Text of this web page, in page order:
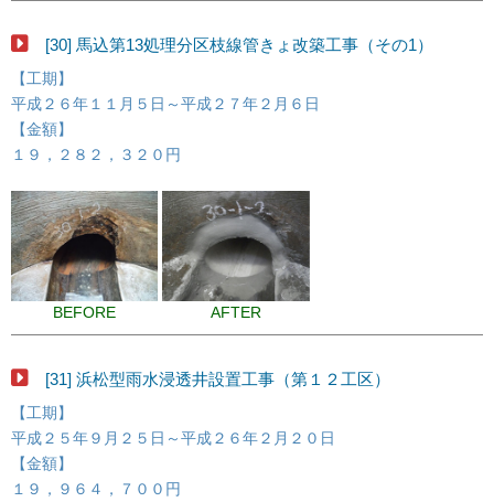
[30] 馬込第13処理分区枝線管きょ改築工事（その1）
【工期】
平成２６年１１月５日～平成２７年２月６日
【金額】
１９，２８２，３２０円
BEFORE AFTER
[31] 浜松型雨水浸透井設置工事（第１２工区）
【工期】
平成２５年９月２５日～平成２６年２月２０日
【金額】
１９，９６４，７００円